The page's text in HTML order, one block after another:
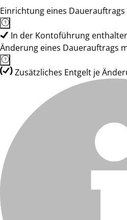
Einrichtung eines Dauerauftrags
In der Kontoführung
Änderung eines Dauerauftrags
Zusätzliches Entgelt je